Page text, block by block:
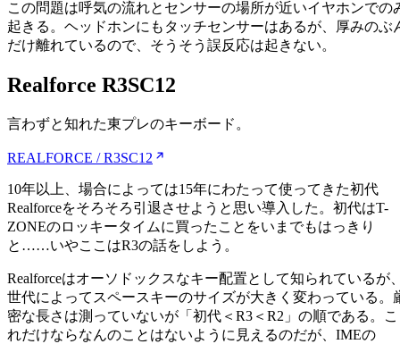
この問題は呼気の流れとセンサーの場所が近いイヤホンでの
起きる。ヘッドホンにもタッチセンサーはあるが、厚みのぶ
だけ離れているので、そうそう誤反応は起きない。
Realforce R3SC12
言わずと知れた東プレのキーボード。
REALFORCE / R3SC12
10年以上、場合によっては15年にわたって使ってきた初代
Realforceをそろそろ引退させようと思い導入した。初代はT-
ZONEのロッキータイムに買ったことをいまでもはっきり
と……いやここはR3の話をしよう。
Realforceはオーソドックスなキー配置として知られているが
世代によってスペースキーのサイズが大きく変わっている。
密な長さは測っていないが「初代＜R3＜R2」の順である。こ
れだけならなんのことはないように見えるのだが、IMEの